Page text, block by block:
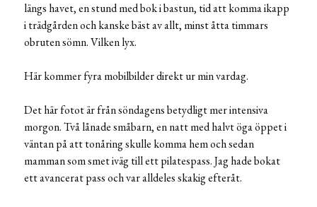
längs havet, en stund med bok i bastun, tid att komma ikapp
i trädgården och kanske bäst av allt, minst åtta timmars
obruten sömn. Vilken lyx.
Här kommer fyra mobilbilder direkt ur min vardag.
Det här fotot är från söndagens betydligt mer intensiva
morgon. Två lånade småbarn, en natt med halvt öga öppet i
väntan på att tonåring skulle komma hem och sedan
mamman som smet iväg till ett pilatespass. Jag hade bokat
ett avancerat pass och var alldeles skakig efteråt.